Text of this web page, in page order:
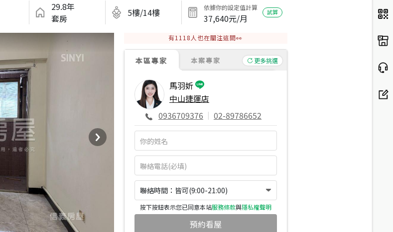
29.8年
套房
5樓/14樓 依據你的設定值計算
37,640元/月
試算
有1118 人也在關注這間👀
本區專家 本案專家 更多挑選
馬羽妡
中山捷運店
0936709376 | 02-89786652
聯絡時間：皆可(9:00-21:00)
按下按鈕表示您已同意本站服務條款與隱私權聲明
預約看屋